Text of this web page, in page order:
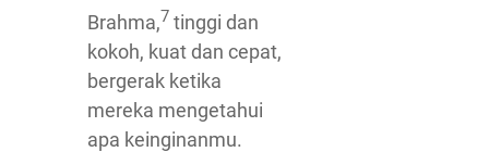
Brahma,7 tinggi dan
kokoh, kuat dan cepat,
bergerak ketika
mereka mengetahui
apa keinginanmu.